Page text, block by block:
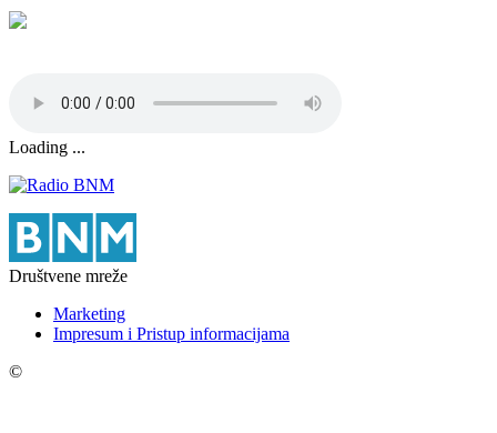
Loading ...
Društvene mreže
Marketing
Impresum i Pristup informacijama
©